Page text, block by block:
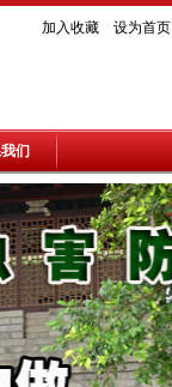
加入收藏 设为首页
们